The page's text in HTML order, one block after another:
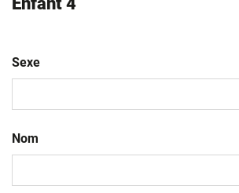
Sexe
Nom